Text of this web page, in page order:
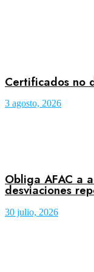
Certificados no
3 agosto, 2026
Obliga AFAC a
desviaciones
30 julio, 2026